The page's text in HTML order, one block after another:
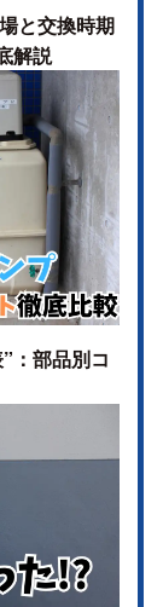
と交換時期
解説
：部品別コ